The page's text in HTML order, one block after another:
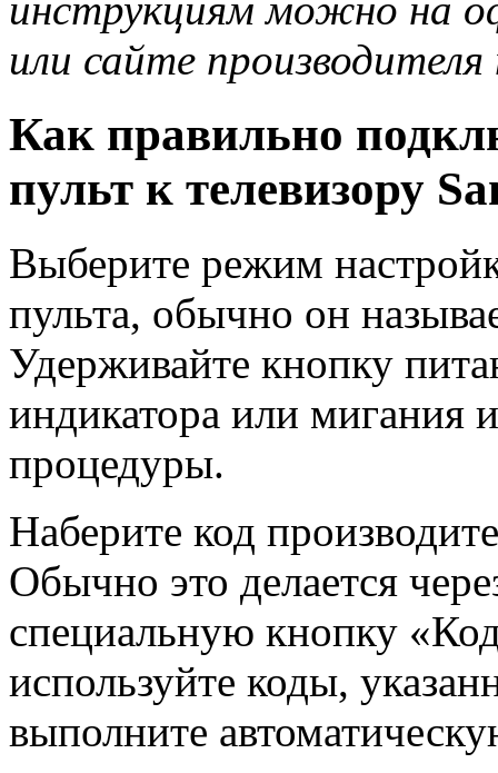
или сайте
Как правильно
пульт к телевизору
Выберите режим
пульта, обычно он
Удерживайте кнопку
индикатора или мигания
процедуры.
Наберите код
Обычно это делается
специальную кнопку
используйте коды,
выполните